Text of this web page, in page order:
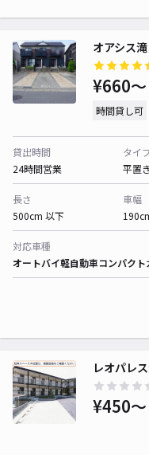
オアシス
¥660〜
時間貸し可
貸出時間
24時間営業
タイ
平置き
長さ
500cm 以下
車幅
対応車種
オートバイ軽自動車コンパクト
レオパレ
¥450〜